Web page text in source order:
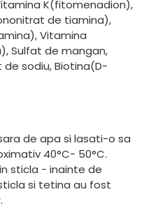
K(fitomenadion),
de tiamina),
Vitamina
Sulfat de mangan,
sodiu, Biotina(D-
de apa si lasati-o sa
40°C- 50°C.
sticla - inainte de
si tetina au fost